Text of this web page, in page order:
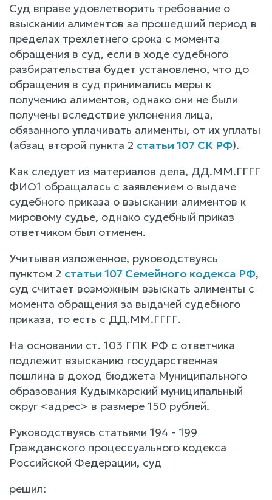
Суд вправе удовлетворить требование о
взыскании алиментов за прошедший период в
пределах трехлетнего срока с момента
обращения в суд, если в ходе судебного
разбирательства будет установлено, что до
обращения в суд принимались меры к
получению алиментов, однако они не были
получены вследствие уклонения лица,
обязанного уплачивать алименты, от их уплаты
(абзац второй пункта 2 статьи 107 СК РФ).
Как следует из материалов дела, ДД.ММ.ГГГГ
ФИО1 обращалась с заявлением о выдаче
судебного приказа о взыскании алиментов к
мировому судье, однако судебный приказ
ответчиком был отменен.
Учитывая изложенное, руководствуясь
пунктом 2 статьи 107 Семейного кодекса РФ,
суд считает возможным взыскать алименты с
момента обращения за выдачей судебного
приказа, то есть с ДД.ММ.ГГГГ.
На основании ст. 103 ГПК РФ с ответчика
подлежит взысканию государственная
пошлина в доход бюджета Муниципального
образования Кудымкарский муниципальный
округ <адрес> в размере 150 рублей.
Руководствуясь статьями 194 - 199
Гражданского процессуального кодекса
Российской Федерации, суд
решил: